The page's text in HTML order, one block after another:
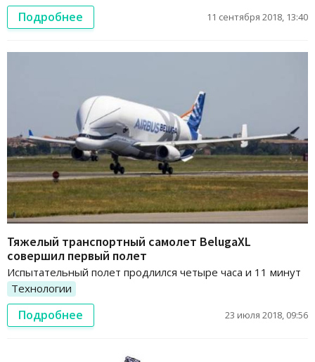
Подробнее 11 сентября 2018, 13:40
Тяжелый транспортный самолет BelugaXL
совершил первый полет
Испытательный полет продлился четыре часа и 11 минут
Технологии
Подробнее 23 июля 2018, 09:56